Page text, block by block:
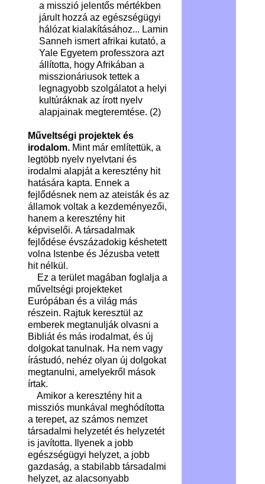
a misszió jelentős mértékben
járult hozzá az egészségügyi
hálózat kialakításához... Lamin
Sanneh ismert afrikai kutató, a
Yale Egyetem professzora azt
állította, hogy Afrikában a
misszionáriusok tettek a
legnagyobb szolgálatot a helyi
kultúráknak az írott nyelv
alapjainak megteremtése. (2)
Műveltségi projektek és
irodalom. Mint már említettük, a
legtöbb nyelv nyelvtani és
irodalmi alapját a keresztény hit
hatására kapta. Ennek a
fejlődésnek nem az ateisták és az
államok voltak a kezdeményezői,
hanem a keresztény hit
képviselői. A társadalmak
fejlődése évszázadokig késhetett
volna Istenbe és Jézusba vetett
hit nélkül.
Ez a terület magában foglalja a
műveltségi projekteket
Európában és a világ más
részein. Rajtuk keresztül az
emberek megtanulják olvasni a
Bibliát és más irodalmat, és új
dolgokat tanulnak. Ha nem vagy
írástudó, nehéz olyan új dolgokat
megtanulni, amelyekről mások
írtak.
Amikor a keresztény hit a
missziós munkával meghódította
a terepet, az számos nemzet
társadalmi helyzetét és helyzetét
is javította. Ilyenek a jobb
egészségügyi helyzet, a jobb
gazdaság, a stabilabb társadalmi
helyzet, az alacsonyabb